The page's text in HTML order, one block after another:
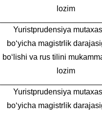
lozim
Yuristprudensiya
bo‘yicha magistrlik
bo‘lishi va rus tilini
lozim
Yuristprudensiya
bo‘yicha magistrlik